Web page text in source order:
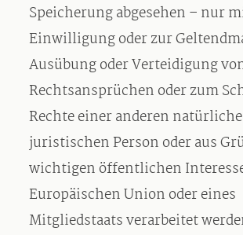
Speicherung abgesehen – nur
Einwilligung oder zur
Ausübung oder Verteidigung
Rechtsansprüchen oder zum
Rechte einer anderen
juristischen Person oder aus
wichtigen öffentlichen
Europäischen Union oder eines
Mitgliedstaats verarbeitet